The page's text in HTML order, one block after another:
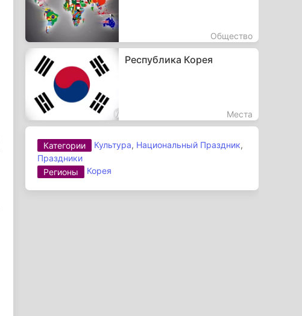
Общество
Республика Корея
Места
Категории Культура, Национальный Праздник,
Праздники
Регионы
Корея